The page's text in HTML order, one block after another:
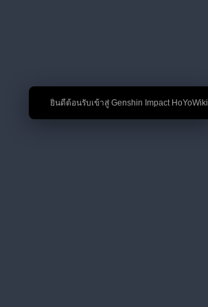
🎉 ยินดีต้อนรับเข้าสู่ Genshin Impact HoYoWiki